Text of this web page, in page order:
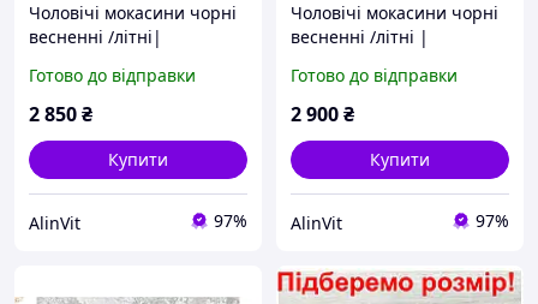
Чоловічі мокасини чорні
весненні /літні|
весна/літо | Стильні та
зручні чоловічі мокасини
Готово до відправки
2 850₴
Купити
AlinVit 97%
Чоловічі мокасини чорні
весненні /літні |
весна/літо | Стильні та
зручні чоловічі мокасини
Готово до відправки
2 900₴
Купити
AlinVit 97%